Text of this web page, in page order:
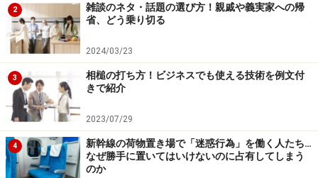
ので注意が必要です。
言い換えフレーズは「勉強になりました」です。様々な
ケースに使えますが、よく使われる決まり文句のため、
相手の心には届きにくいという欠点があります。気持ち
を伝えたいときには「××というアドバイスが大変勉強に
なりました」というように、具体的に勉強になった部分
を付け加えるとよいでしょう。
2
雑談のネタ・話題の選び方！親戚や義実家への帰
省、どう乗り切る
2024/03/23
3
相槌の打ち方！ビジネスでも使える技術を例文付
きで紹介
2023/07/29
4
新幹線の荷物置き場で「迷惑行為」を働く人たち…
なぜ勝手に置いてはいけないのに占有してしまう
のか